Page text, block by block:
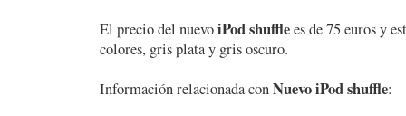
El precio del nuevoiPod shufflees de 75 euros y
colores, gris plata y gris oscuro.
Información relacionada conNuevo iPod shuffle: